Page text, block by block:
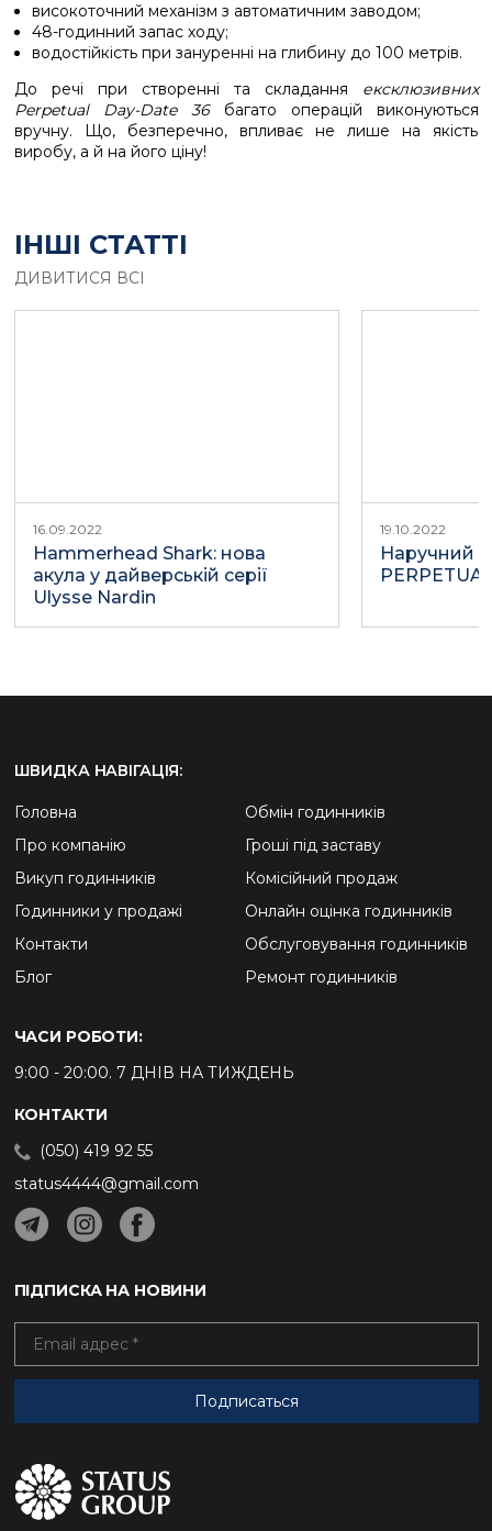
високоточний механізм з автоматичним заводом;
48-годинний запас ходу;
водостійкість при зануренні на глибину до 100 метрів.
До речі при створенні та складання ексклюзивних
Perpetual Day-Date 36багато операцій виконуються
вручну. Що, безперечно, впливає не лише на якість
виробу, а й на його ціну!
ІНШІ СТАТТІ
ДИВИТИСЯ ВСІ
16.09.2022
Hammerhead Shark: нова
акула у дайверській серії
Ulysse Nardin
19.10.2022
Наручний
ШВИДКА НАВІГАЦІЯ:
Головна
Про компанію
Викуп годинників
Годинники у продажі
Контакти
Блог
Обмін годинників
Гроші під заставу
Комісійний продаж
Онлайн оцінка годинників
Обслуговування годинників
Ремонт годинників
ЧАСИ РОБОТИ:
9:00 - 20:00. 7 ДНІВ НА ТИЖДЕНЬ
КОНТАКТИ
(050) 419 92 55
status4444@gmail.com
ПІДПИСКА НА НОВИНИ